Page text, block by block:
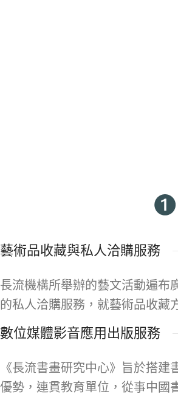
藝術品收藏與私人洽購服務
長流機構所舉辦的藝文活動遍布
的私人洽購服務，就藝術品收藏
數位媒體影音應用出版服務
《長流書畫研究中心》旨於搭
優勢，連貫教育單位，從事中國